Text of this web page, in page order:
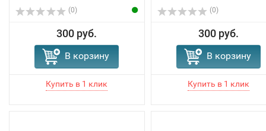
(0)
300 руб.
В корзину
(0)
300 руб.
В корзину